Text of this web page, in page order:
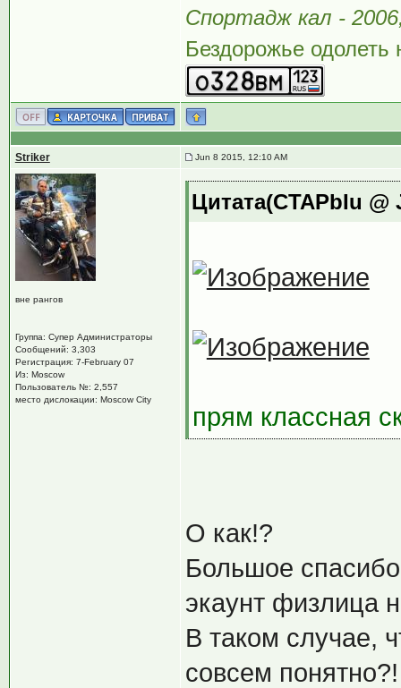
Спортадж кал -
Бездорожье одолеть
Striker Jun 8 2015, 12:10 AM
вне рангов
Группа: Супер Администраторы
Сообщений: 3,303
Регистрация: 7-February 07
Из: Moscow
Пользователь №: 2,557
место дислокации: Moscow City
Цитата(CTAPbIu
прям классная
О как!?
Большое
экаунт физлица
В таком случае,
совсем понятно?!